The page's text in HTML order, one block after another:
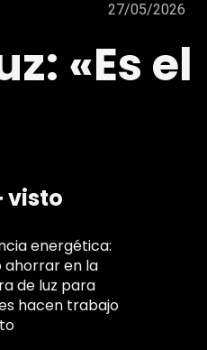
27/05/2026
«Es el
visto
energética:
ahorrar en la
de luz para
hacen trabajo